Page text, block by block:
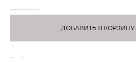
ДОБАВИТЬ В КОРЗИНУ